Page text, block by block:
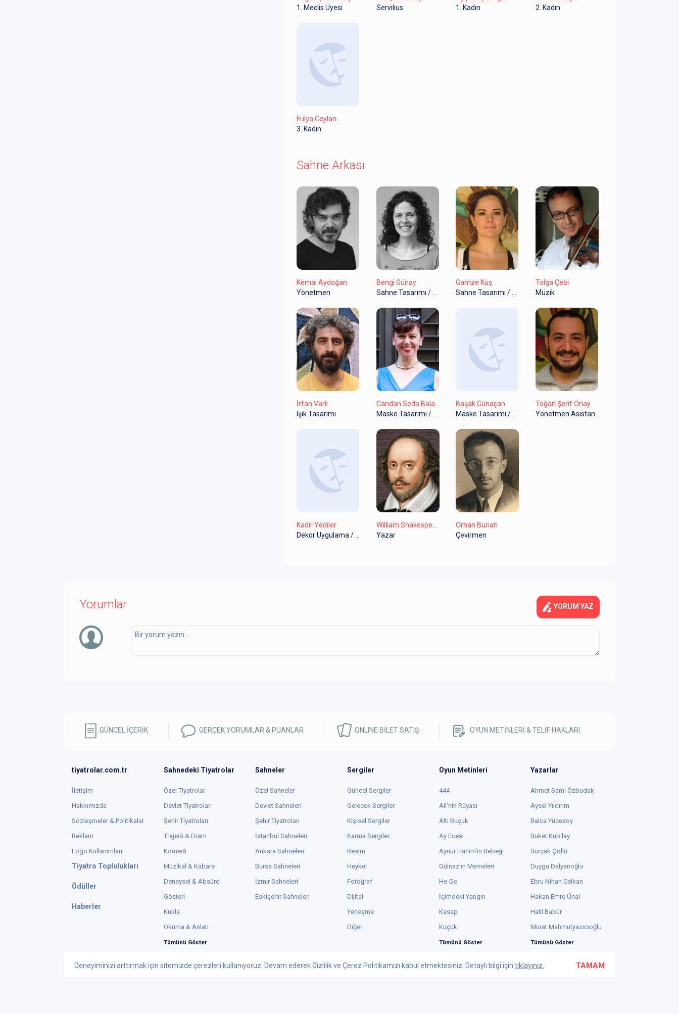
Deneyiminizi arttırmak için sitemizde çerezleri kullanıyoruz. Devam ederek Gizlilik ve Çerez Politikamızı kabul etmektesiniz. Detaylı bilgi için tıklayınız. TAMAM
1. Meclis Üyesi
Servilius
1. Kadın
2. Kadın
Fulya Ceylan
3. Kadın
Sahne Arkası
Kemal Aydoğan
Yönetmen
Bengi Günay
Sahne Tasarımı / Dekor Tasarım
Gamze Kuş
Sahne Tasarımı / Dekor Tasarım
Tolga Çebi
Müzik
İrfan Varlı
Işık Tasarımı
Candan Seda Balaban
Maske Tasarımı / Maske & Kukla Tasarımı
Başak Günaçan
Maske Tasarımı / Maske & Kukla Tasarımı
Toğan Şerif Önay
Yönetmen Asistanı / Asistan
Kadir Yediler
Dekor Uygulama / Dekor Realizasyon
William Shakespeare
Yazar
Orhan Burian
Çevirmen
Yorumlar YORUM YAZ
GÜNCEL İÇERİK GERÇEK YORUMLAR & PUANLAR ONLINE BİLET SATIŞ OYUN METİNLERİ & TELİF HAKLARI
tiyatrolar.com.tr
İletişim
Hakkımızda
Sözleşmeler & Politikalar
Reklam
Logo Kullanımları
Tiyatro Toplulukları
Ödüller
Haberler
Sahnedeki Tiyatrolar
Özel Tiyatrolar
Devlet Tiyatroları
Şehir Tiyatroları
Trajedi & Dram
Komedi
Müzikal & Kabare
Deneysel & Absürd
Gösteri
Kukla
Okuma & Anlatı
Tümünü Göster
Sahneler
Özel Sahneler
Devlet Sahneleri
Şehir Tiyatroları
İstanbul Sahneleri
Ankara Sahneleri
Bursa Sahneleri
İzmir Sahneleri
Eskişehir Sahneleri
Sergiler
Güncel Sergiler
Gelecek Sergiler
Kişisel Sergiler
Karma Sergiler
Resim
Heykel
Fotoğraf
Dijital
Yerleşme
Diğer
Oyun Metinleri
444
Ali'nin Rüyası
Altı Buçuk
Ay Ecesi
Aynur Hanım'ın Bebeği
Gülnaz'ın Memeleri
He-Go
İçimdeki Yangın
Kasap
Küçük
Tümünü Göster
Yazarlar
Ahmet Sami Özbudak
Aysel Yıldırım
Balca Yücesoy
Buket Kubilay
Burçak Çöllü
Duygu Dalyanoğlu
Ebru Nihan Celkan
Hakan Emre Ünal
Halil Babür
Murat Mahmutyazıcıoğlu
Tümünü Göster